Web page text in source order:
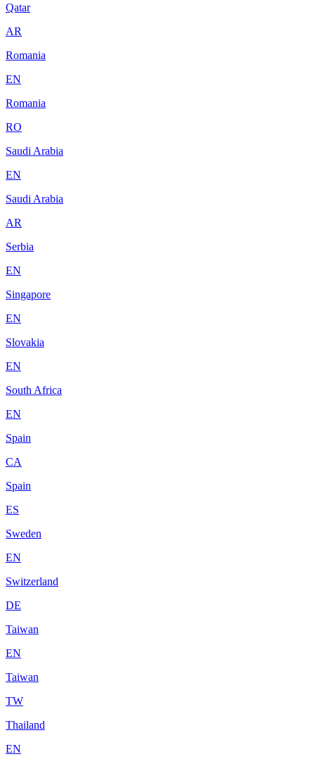
Qatar
AR
Romania
EN
Romania
RO
Saudi Arabia
EN
Saudi Arabia
AR
Serbia
EN
Singapore
EN
Slovakia
EN
South Africa
EN
Spain
CA
Spain
ES
Sweden
EN
Switzerland
DE
Taiwan
EN
Taiwan
TW
Thailand
EN